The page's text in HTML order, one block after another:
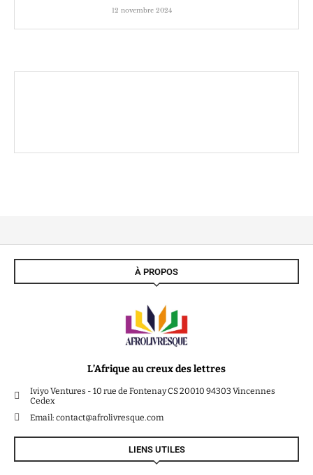
12 novembre 2024
À PROPOS
L’Afrique au creux des lettres
Iviyo Ventures - 10 rue de Fontenay CS 20010 94303 Vincennes
Cedex
Email: contact@afrolivresque.com
LIENS UTILES